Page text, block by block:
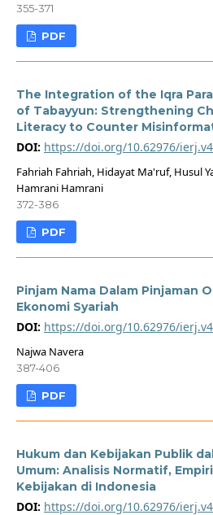
355-371
PDF
The Integration of the Iqra
of Tabayyun: Strengthening
Literacy to Counter
DOI: https://doi.org/10.62976/
Fahriah Fahriah, Hidayat Ma'ruf, Husul
Hamrani Hamrani
372-386
PDF
Pinjam Nama Dalam Pinjaman
Ekonomi Syariah
DOI: https://doi.org/10.62976/
Najwa Navera
387-406
PDF
Hukum dan Kebijakan Publik
Umum: Analisis Normatif,
Kebijakan di Indonesia
DOI: https://doi.org/10.62976/